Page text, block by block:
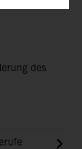
des